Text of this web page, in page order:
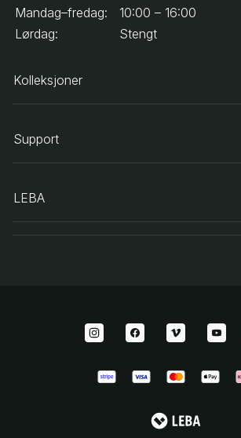
Mandag–fredag:
10:00 – 16:00
Lørdag:
Stengt
Kolleksjoner
Support
LEBA